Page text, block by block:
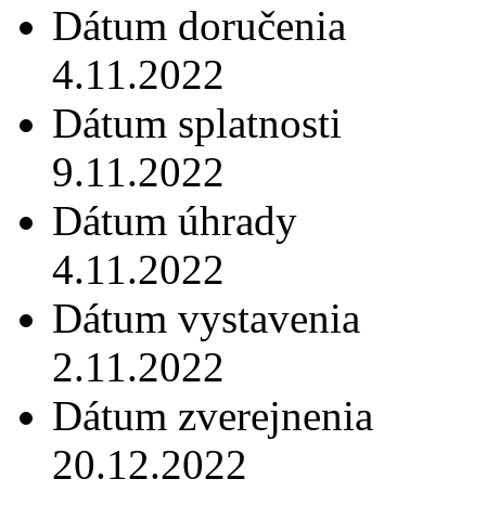
Dátum doručenia
4.11.2022
Dátum splatnosti
9.11.2022
Dátum úhrady
4.11.2022
Dátum vystavenia
2.11.2022
Dátum zverejnenia
20.12.2022